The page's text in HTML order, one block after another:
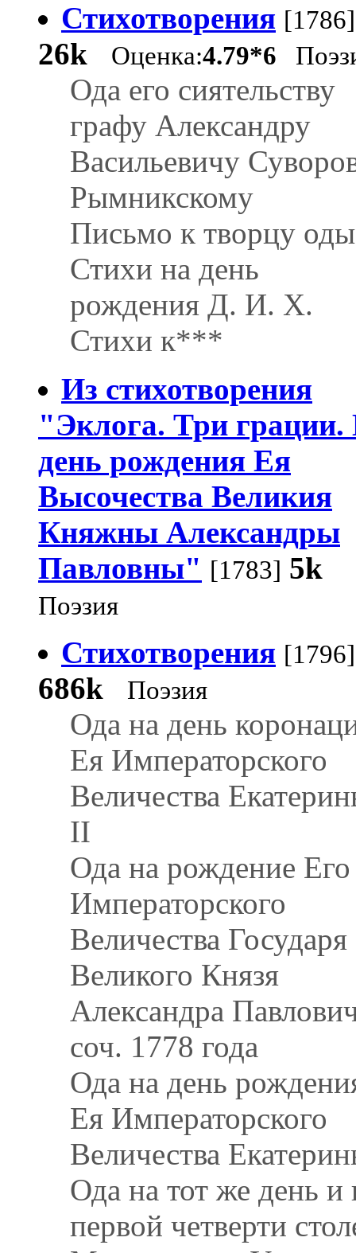
Стихотворения [1786]
26k Оценка:4.79*6
Ода его сиятельству
графу Александру
Васильевичу
Рымникскому
Письмо к творцу
Стихи на день
рождения Д. И. Х.
Стихи к***
Из стихотворения
"Эклога. Три грации.
день рождения Ея
Высочества Великия
Княжны Александры
Павловны" [1783] 5k
Поэзия
Стихотворения [1796]
686k Поэзия
Ода на день
Ея Императорского
Величества
II
Ода на рождение Его
Императорского
Величества Государя
Великого Князя
Александра
соч. 1778 года
Ода на день
Ея Императорского
Величества
Ода на тот же день и
первой четверти